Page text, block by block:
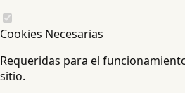
Cookies Necesarias
Requeridas para el
sitio.